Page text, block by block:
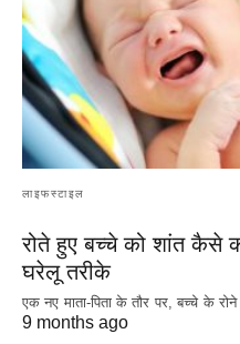
लाइफस्टाइल
रोते हुए बच्चे को शांत
घरेलू तरीके
एक नए माता-पिता के तौर पर, बच्चे के
9 months ago